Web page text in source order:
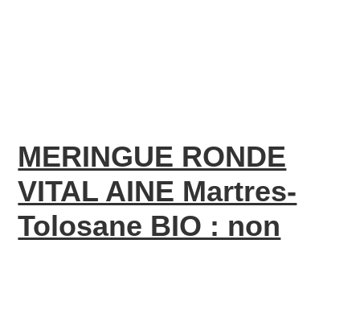
MERINGUE RONDE
VITAL AINE Martres-
Tolosane BIO : non